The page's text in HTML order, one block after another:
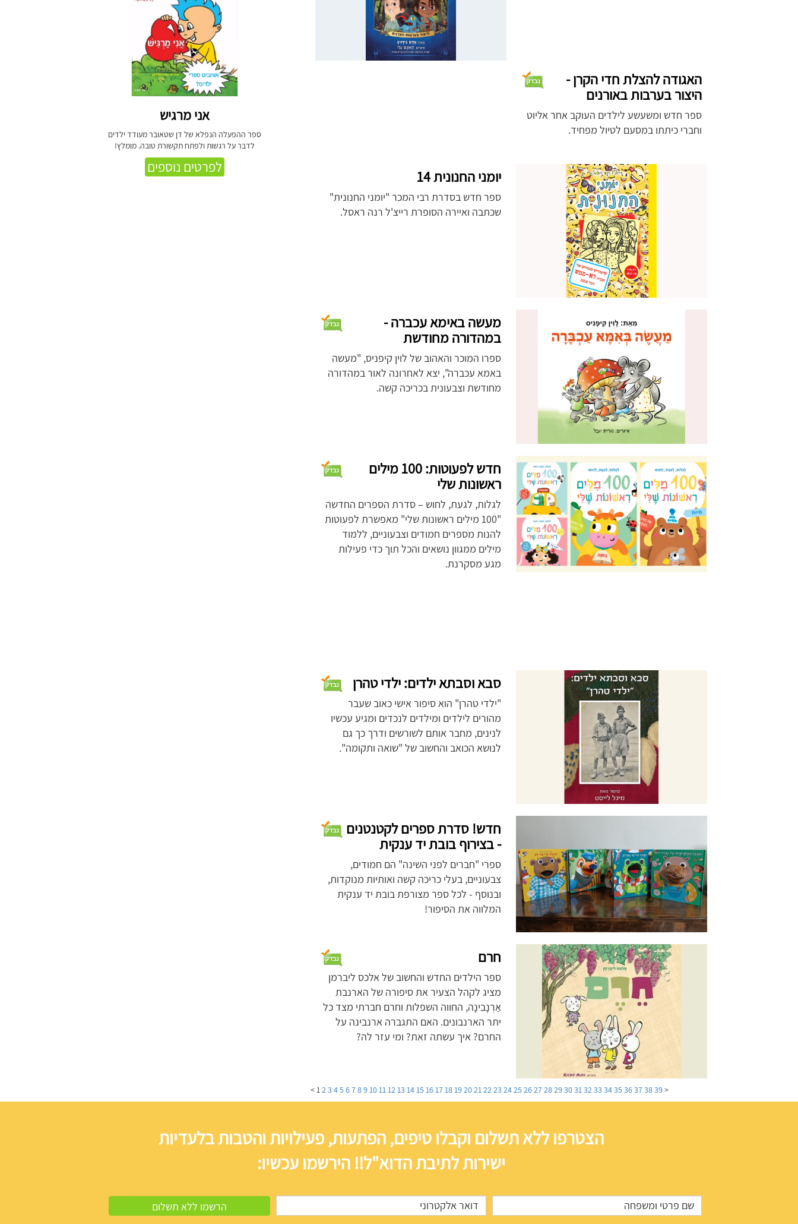
האגודה להצלת חדי הקרן -
היצור בערבות באורנים
ספר חדש ומשעשע לילדים העוקב אחר אליוט
וחברי כיתתו במסעם לטיול מפחיד.
יומני החנונית 14
ספר חדש בסדרת רבי המכר "יומני החנונית"
שכתבה ואיירה הסופרת רייצ'ל רנה ראסל.
מעשה באימא עכברה -
במהדורה מחודשת
ספרו המוכר והאהוב של לוין קיפניס, "מעשה
באמא עכברה", יצא לאחרונה לאור במהדורה
מחודשת וצבעונית בכריכה קשה.
חדש לפעוטות: 100 מילים
ראשונות שלי
לגלות, לגעת, לחוש – סדרת הספרים החדשה
"100 מילים ראשונות שלי" מאפשרת לפעוטות
להנות מספרים חמודים וצבעוניים, ללמוד
מילים ממגוון נושאים והכל תוך כדי פעילות
מגע מסקרנת.
סבא וסבתא ילדים: ילדי טהרן
"ילדי טהרן" הוא סיפור אישי כאוב שעבר
מהורים לילדים ומילדים לנכדים ומגיע עכשיו
לנינים, מחבר אותם לשורשים ודרך כך גם
לנושא הכואב והחשוב של "שואה ותקומה".
חדש! סדרת ספרים לקטנטנים
- בצירוף בובת יד ענקית
ספרי "חברים לפני השינה" הם חמודים,
צבעוניים, בעלי כריכה קשה ואותיות מנוקדות,
ובנוסף - לכל ספר מצורפת בובת יד ענקית
המלווה את הסיפור!
חרם
ספר הילדים החדש והחשוב של אלכס ליברמן
מציג לקהל הצעיר את סיפורה של הארנבת
אַרְנָבִינָה, החווה השפלות וחרם חברתי מצד כל
יתר הארנבונים. האם התגברה ארנבינה על
החרם? איך עשתה זאת? ומי עזר לה?
<
123456789101112131415161718192021222324252627282930313233343536373839
>
אני מרגיש
ספר ההפעלה הנפלא של דן שטאובר מעודד ילדים
לדבר על רגשות ולפתח תקשורת טובה. מומלץ!
לפרטים נוספים
הצטרפו ללא תשלום וקבלו טיפים, הפתעות, פעילויות והטבות בלעדיות
ישירות לתיבת הדוא"ל!! הירשמו עכשיו: